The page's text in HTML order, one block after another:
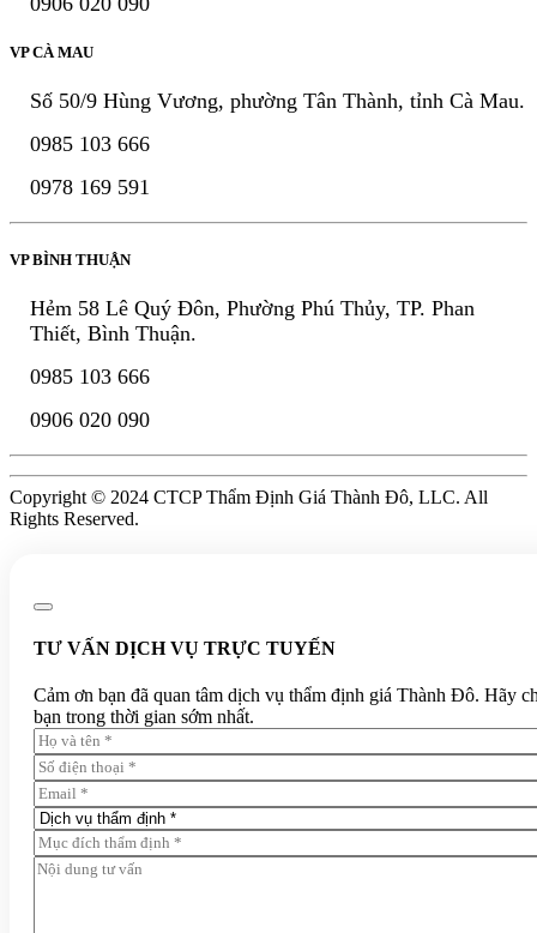
VP CÀ MAU
Số 50/9 Hùng Vương, phường Tân Thành, tỉnh Cà Mau.
0985 103 666
0978 169 591
VP BÌNH THUẬN
Hẻm 58 Lê Quý Đôn, Phường Phú Thủy, TP. Phan
Thiết, Bình Thuận.
0985 103 666
0906 020 090
Copyright © 2024 CTCP Thẩm Định Giá Thành Đô, LLC. All
Rights Reserved.
TƯ VẤN DỊCH VỤ TRỰC TUYẾN
Cảm ơn bạn đã quan tâm dịch vụ thẩm định giá Thành Đô. Hãy
bạn trong thời gian sớm nhất.